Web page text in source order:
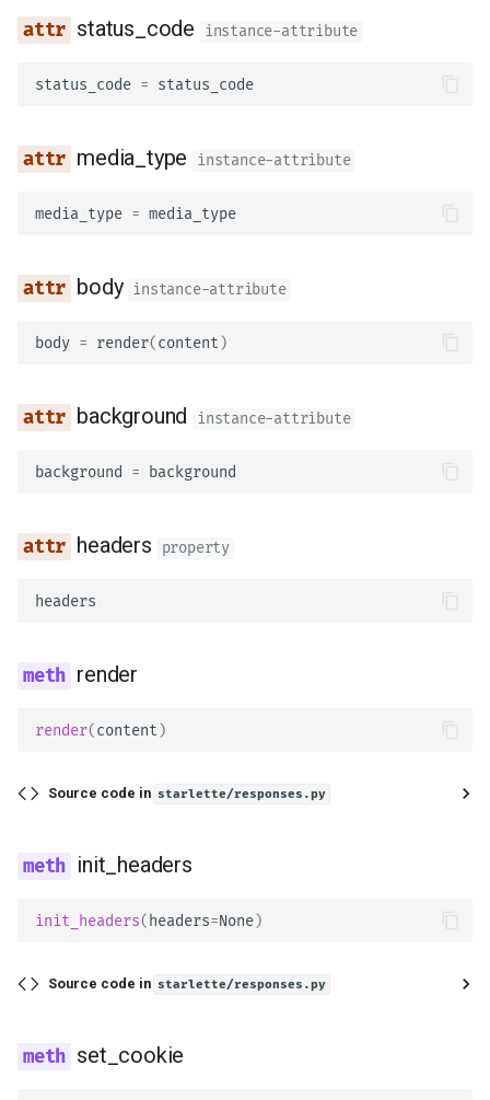
status_code instance-attribute
status_code = status_code
media_type instance-attribute
media_type = media_type
body instance-attribute
body = render(content )
background instance-attribute
background = background
headers property
headers
render
render(content )
Source code in starlette/responses.py
init_headers
init_headers( headers=None)
Source code in starlette/responses.py
set_cookie